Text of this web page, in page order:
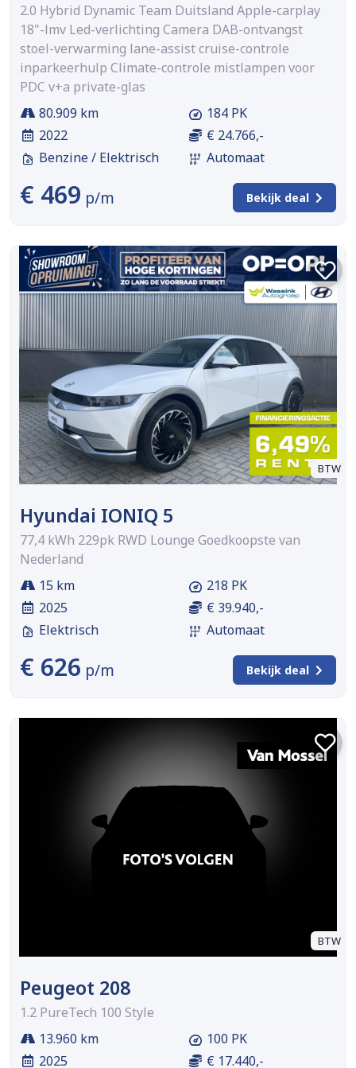
2.0 Hybrid Dynamic Team Duitsland Apple-carplay
18"-lmv Led-verlichting Camera DAB-ontvangst
stoel-verwarming lane-assist cruise-controle
inparkeerhulp Climate-controle mistlampen voor
PDC v+a private-glas
80.909 km
2022
Benzine / Elektrisch
184 PK
€ 24.766,-
Automaat
€ 469 p/m Bekijk deal
BTW
Hyundai IONIQ 5
77,4 kWh 229pk RWD Lounge Goedkoopste van
Nederland
15 km
2025
Elektrisch
218 PK
€ 39.940,-
Automaat
€ 626 p/m Bekijk deal
BTW
Peugeot 208
1.2 PureTech 100 Style
13.960 km
2025
100 PK
€ 17.440,-